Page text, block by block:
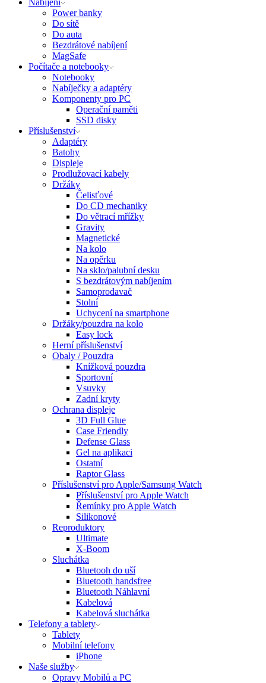
Power banky
Do sítě
Do auta
Bezdrátové nabíjení
MagSafe
Počítače a notebooky
Notebooky
Nabíječky a adaptéry
Komponenty pro PC
Operační paměti
SSD disky
Příslušenství
Adaptéry
Batohy
Displeje
Prodlužovací kabely
Držáky
Čelisťové
Do CD mechaniky
Do větrací mřížky
Gravity
Magnetické
Na kolo
Na opěrku
Na sklo/palubní desku
S bezdrátovým nabíjením
Samoprodavač
Stolní
Uchycení na smartphone
Držáky/pouzdra na kolo
Easy lock
Herní příslušenství
Obaly / Pouzdra
Knížková pouzdra
Sportovní
Vsuvky
Zadní kryty
Ochrana displeje
3D Full Glue
Case Friendly
Defense Glass
Gel na aplikaci
Ostatní
Raptor Glass
Příslušenství pro Apple/Samsung Watch
Příslušenství pro Apple Watch
Řemínky pro Apple Watch
Silikonové
Reproduktory
Ultimate
X-Boom
Sluchátka
Bluetooh do uší
Bluetooth handsfree
Bluetooth Náhlavní
Kabelová
Kabelová sluchátka
Telefony a tablety
Tablety
Mobilní telefony
iPhone
Naše služby
Opravy Mobilů a PC